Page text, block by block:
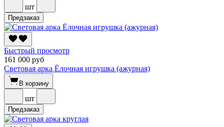
шт
Предзаказ
Быстрый просмотр
161 000 руб
Световая арка Ёлочная игрушка (ажурная)
В корзину
шт
Предзаказ